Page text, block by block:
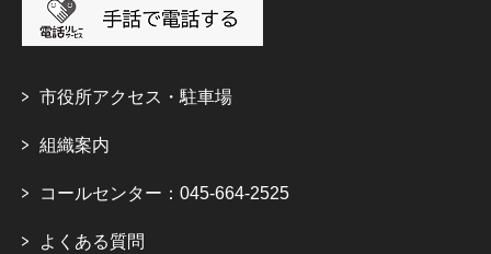
市役所アクセス・駐車場
組織案内
コールセンター：045-664-2525
よくある質問